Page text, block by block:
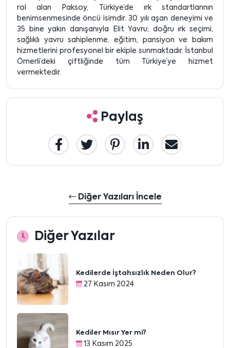
rol alan Paksoy, Türkiye’de ırk standartlarının
benimsenmesinde öncü isimdir. 30 yılı aşan deneyimi ve
35 bine yakın danışanıyla Elit Yavru; doğru ırk seçimi,
sağlıklı yavru sahiplenme, eğitim, pansiyon ve bakım
hizmetlerini profesyonel bir ekiple sunmaktadır. İstanbul
Ömerli’deki çiftliğinde tüm Türkiye’ye hizmet
vermektedir.
Paylaş
Diğer Yazıları İncele
Diğer Yazılar
Kedilerde İştahsızlık Neden Olur?
27 Kasım 2024
Kediler Mısır Yer mi?
13 Kasım 2025